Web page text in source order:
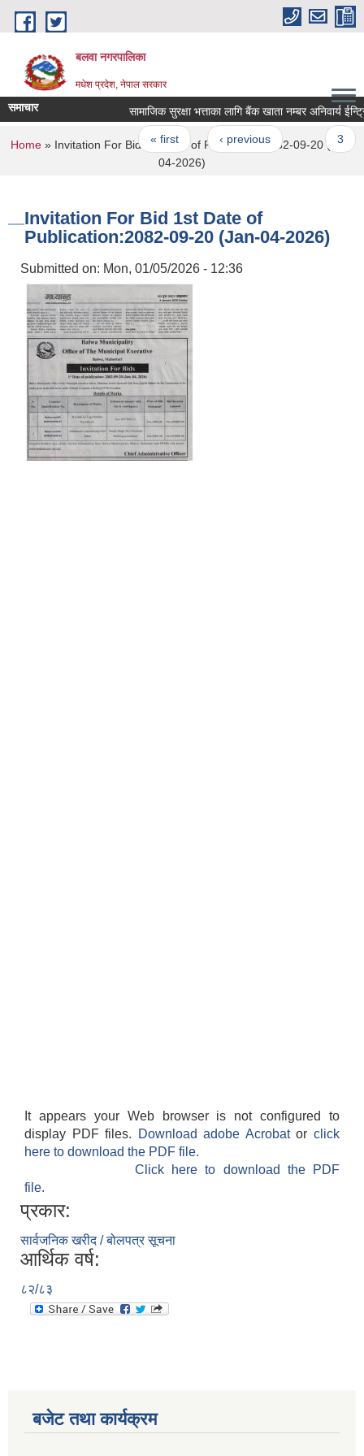
Skip to main content
बलवा नगरपालिका
मधेश प्रदेश, नेपाल सरकार
समाचार सामाजिक सुरक्षा भत्ताका लागि बैंक खाता नम्बर अनिवार्य ईन्ट्रि
Pages
« first ‹ previous … 3
You are here
Home » Invitation For Bid 1st Date of Publication:2082-09-20 (Jan-
04-2026)
Invitation For Bid 1st Date of
Publication:2082-09-20 (Jan-04-2026)
Submitted on: Mon, 01/05/2026 - 12:36
It appears your Web browser is not configured to
display PDF files.
Download adobe Acrobatorclick
here to download the PDF file.
Click here to download the PDF
file.
प्रकार:
सार्वजनिक खरीद / बोलपत्र सूचना
आर्थिक वर्ष:
८२/८३
बजेट तथा कार्यक्रम